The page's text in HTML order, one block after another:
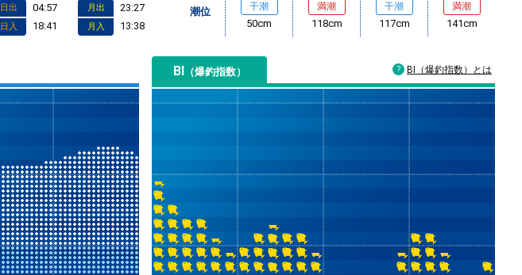
日出 04:57
日入 18:41
月出 23:27
月入 13:38
潮位 干潮
50cm
満潮
118cm
干潮
117cm
満潮
141cm
BI （爆釣指数） BI（爆釣指数）とは